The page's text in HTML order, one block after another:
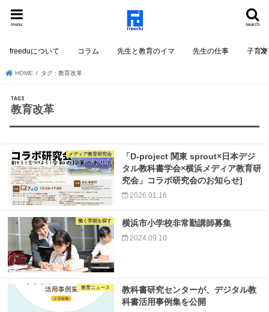
search
menu
freeduについて コラム 先生と教育のイマ 先生の仕事 子育て
HOME タグ : 教育改革
教育改革
メディア教育研究会
「D-project 関東 sprout×⽇本デジ
タル教科書学会×横浜メディア教育研
究会」コラボ研究会のお知らせ]
2026.01.16
働く学校を探す 横浜市小学校非常勤講師募集
2024.09.10
教育ニュース
教科書研究センターが、デジタル教
科書活用事例集を公開